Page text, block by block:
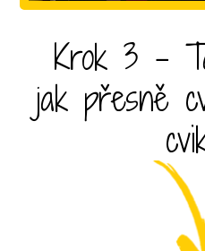
Krok 3 -
jak přesně